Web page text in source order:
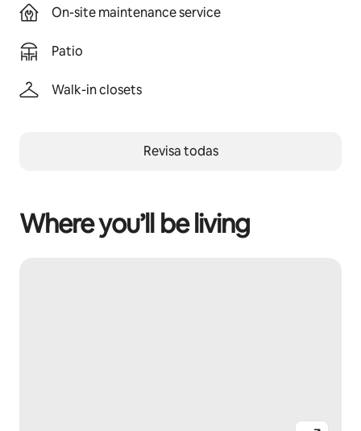
On-site maintenance service
Patio
Walk-in closets
Revisa todas
Where you’ll be living